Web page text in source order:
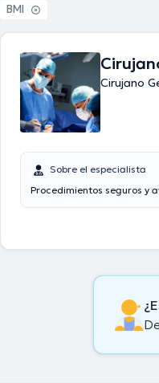
BMI
Cirujano
Sobre el especialista
Procedimientos seguros y